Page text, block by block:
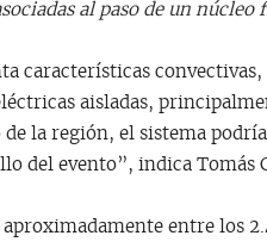
al paso de un núcleo
características
aisladas,
la región, el sistema
del evento”, indica Tomás
entre los